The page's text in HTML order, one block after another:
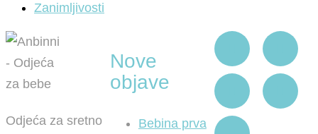
Zanimljivosti
Odjeća za sretno
Nove
objave
Bebina prva